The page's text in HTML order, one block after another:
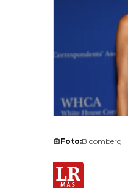
Foto:Bloomberg